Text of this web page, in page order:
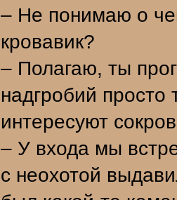
– Не понимаю о
кровавик?
– Полагаю, ты
надгробий
интересуют
– У входа мы
с неохотой